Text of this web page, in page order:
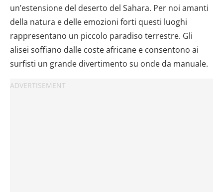
un’estensione del deserto del Sahara. Per noi amanti
della natura e delle emozioni forti questi luoghi
rappresentano un piccolo paradiso terrestre. Gli
alisei soffiano dalle coste africane e consentono ai
surfisti un grande divertimento su onde da manuale.